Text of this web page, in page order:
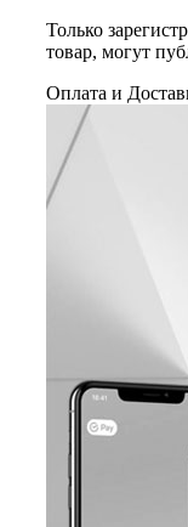
Только
товар, могут
Оплата и